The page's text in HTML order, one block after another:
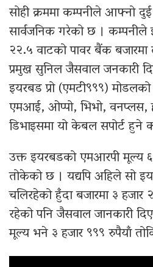
सोही क्रममा कम्पनीले आफ्नो
सार्वजनिक गरेको छ ।
२२.५ वाटको पावर बैंक
प्रमुख सुनिल जैसवाल जनकारी
इयरबड प्रो (एमटी९९९)
एमआई, ओप्पो, भिभो, वनप्लस,
डिभाइसमा यो केबल सपोर्ट हुने
उक्त इयरबडको एमआरपी मूल्य
तोकेको छ । यद्यपि अहिले सो
चलिरहेको हुँदा बजारमा ३
रहेको पनि जैसवाल जानकारी
मूल्य भने ३ हजार ९९९ रुपैयाँ